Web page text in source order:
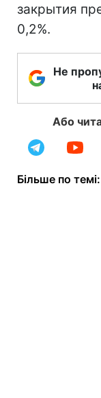
закрытия
0,2%.
Не
Або
Більше по темі: